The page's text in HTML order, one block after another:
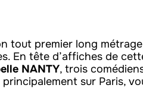
tout premier long
En tête d’affiches de
NANTY, trois
sur Paris,